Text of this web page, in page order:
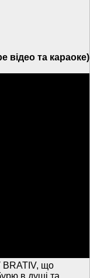
відео та караоке)
BRATIV, що
в душі та